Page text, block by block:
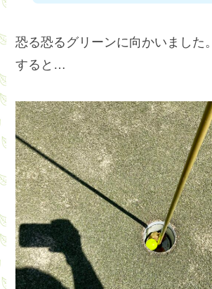
恐る恐るグリーンに向かいました。
すると…